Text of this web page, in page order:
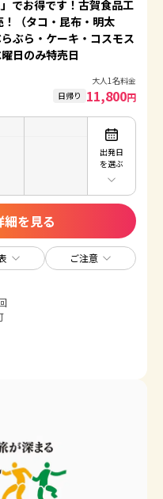
でお得です！古賀食品工
（タコ・昆布・明太
ぶら・ケーキ・コスモス
日のみ特売日
大人1名料金
日帰り 11,800円
出発日
を選ぶ
を見る
ご注意